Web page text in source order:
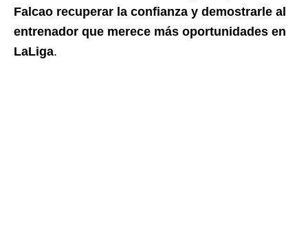
Falcao recuperar la confianza y demostrarle al
entrenador que merece más oportunidades en
LaLiga.